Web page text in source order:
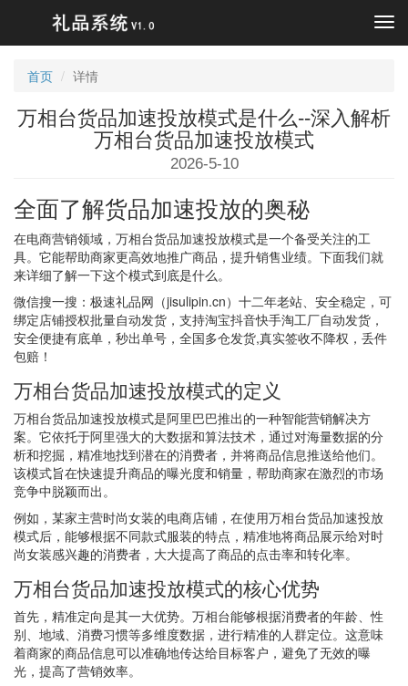
首页
详情
万相台货品加速投放模式是什么--深入解析
万相台货品加速投放模式
2026-5-10
全面了解货品加速投放的奥秘
在电商营销领域，万相台货品加速投放模式是一个备受关注的工
具。它能帮助商家更高效地推广商品，提升销售业绩。下面我们就
来详细了解一下这个模式到底是什么。
微信搜一搜：极速礼品网（jisulipin.cn）十二年老站、安全稳定，可
绑定店铺授权批量自动发货，支持淘宝抖音快手淘工厂自动发货，
安全便捷有底单，秒出单号，全国多仓发货,真实签收不降权，丢件
包赔！
万相台货品加速投放模式的定义
万相台货品加速投放模式是阿里巴巴推出的一种智能营销解决方
案。它依托于阿里强大的大数据和算法技术，通过对海量数据的分
析和挖掘，精准地找到潜在的消费者，并将商品信息推送给他们。
该模式旨在快速提升商品的曝光度和销量，帮助商家在激烈的市场
竞争中脱颖而出。
例如，某家主营时尚女装的电商店铺，在使用万相台货品加速投放
模式后，能够根据不同款式服装的特点，精准地将商品展示给对时
尚女装感兴趣的消费者，大大提高了商品的点击率和转化率。
万相台货品加速投放模式的核心优势
首先，精准定向是其一大优势。万相台能够根据消费者的年龄、性
别、地域、消费习惯等多维度数据，进行精准的人群定位。这意味
着商家的商品信息可以准确地传达给目标客户，避免了无效的曝
光，提高了营销效率。